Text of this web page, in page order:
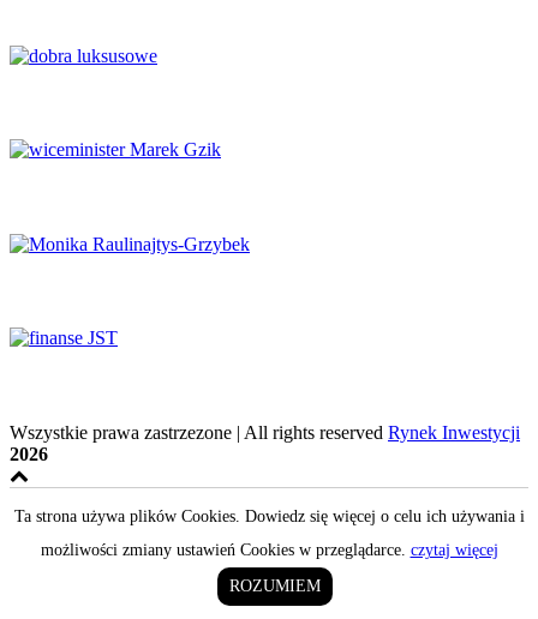
Wszystkie prawa zastrzezone | All rights reserved Rynek Inwestycji
2026
Ta strona używa plików Cookies. Dowiedz się więcej o celu ich używania i
możliwości zmiany ustawień Cookies w przeglądarce. czytaj więcej
ROZUMIEM